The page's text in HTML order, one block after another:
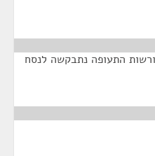
התעופה נתבקשה לנסח